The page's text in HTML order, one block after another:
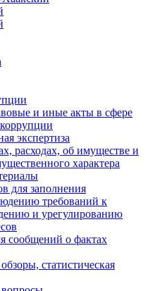
и иные акты в сфере
экспертиза
расходах, об имуществе и
характера
для заполнения
требований к
и урегулированию
сообщений о фактах
статистическая